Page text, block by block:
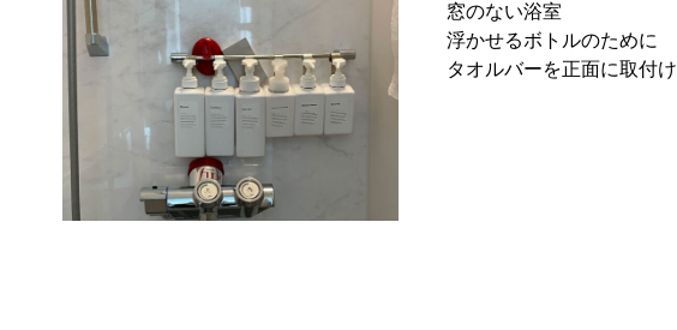
窓のない浴室
浮かせるボトルのために
タオルバーを正面に取付け